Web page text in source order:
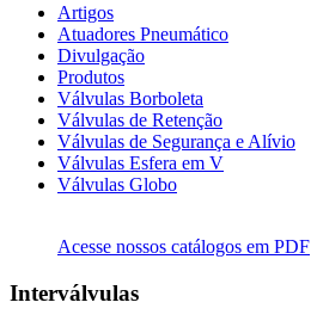
Artigos
Atuadores Pneumático
Divulgação
Produtos
Válvulas Borboleta
Válvulas de Retenção
Válvulas de Segurança e Alívio
Válvulas Esfera em V
Válvulas Globo
Acesse nossos catálogos em PDF
Interválvulas